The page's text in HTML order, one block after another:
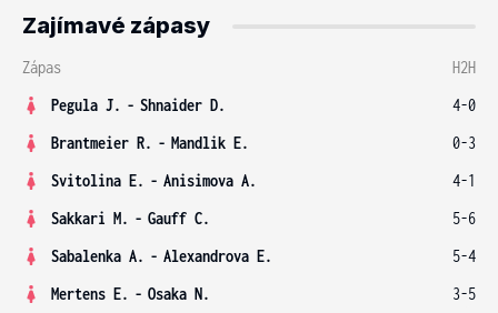
Zajímavé zápasy
Zápas
H2H
Pegula J. - Shnaider D.
4-0
Brantmeier R. - Mandlik E.
0-3
Svitolina E. - Anisimova A.
4-1
Sakkari M. - Gauff C.
5-6
Sabalenka A. - Alexandrova E.
5-4
Mertens E. - Osaka N. 3-5